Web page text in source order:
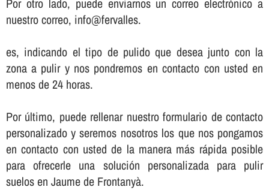
nuestro correo, info@fervalles.
es, indicando el tipo de pulido que desea junto con la
zona a pulir y nos pondremos en contacto con usted en
menos de 24 horas.
Por último, puede rellenar nuestro formulario de contacto
personalizado y seremos nosotros los que nos pongamos
en contacto con usted de la manera más rápida posible
para ofrecerle una solución personalizada para pulir
suelos en Jaume de Frontanyà.